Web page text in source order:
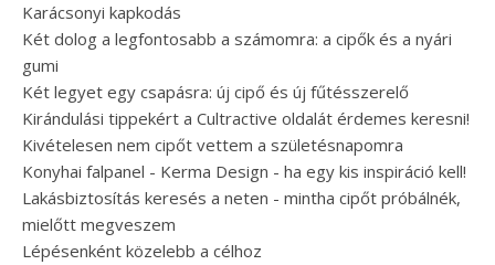
Karácsonyi kapkodás
Két dolog a legfontosabb a számomra: a cipők és a nyári
gumi
Két legyet egy csapásra: új cipő és új fűtésszerelő
Kirándulási tippekért a Cultractive oldalát érdemes keresni!
Kivételesen nem cipőt vettem a születésnapomra
Konyhai falpanel - Kerma Design - ha egy kis inspiráció kell!
Lakásbiztosítás keresés a neten - mintha cipőt próbálnék,
mielőtt megveszem
Lépésenként közelebb a célhoz